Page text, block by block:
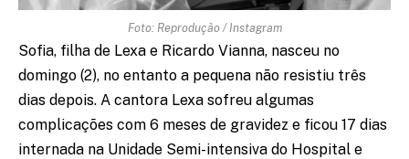
Foto: Reprodução / Instagram
Sofia, filha de Lexa e Ricardo Vianna, nasceu no
domingo (2), no entanto a pequena não resistiu três
dias depois. A cantora Lexa sofreu algumas
complicações com 6 meses de gravidez e ficou 17 dias
internada na Unidade Semi-intensiva do Hospital e